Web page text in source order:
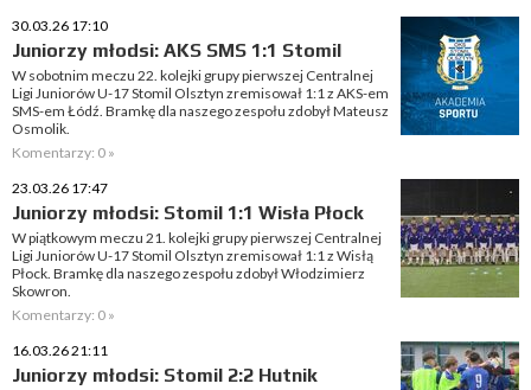
30.03.26 17:10
Juniorzy młodsi: AKS SMS 1:1 Stomil
W sobotnim meczu 22. kolejki grupy pierwszej Centralnej
Ligi Juniorów U-17 Stomil Olsztyn zremisował 1:1 z AKS-em
SMS-em Łódź. Bramkę dla naszego zespołu zdobył Mateusz
Osmolik.
Komentarzy: 0 »
23.03.26 17:47
Juniorzy młodsi: Stomil 1:1 Wisła Płock
W piątkowym meczu 21. kolejki grupy pierwszej Centralnej
Ligi Juniorów U-17 Stomil Olsztyn zremisował 1:1 z Wisłą
Płock. Bramkę dla naszego zespołu zdobył Włodzimierz
Skowron.
Komentarzy: 0 »
16.03.26 21:11
Juniorzy młodsi: Stomil 2:2 Hutnik